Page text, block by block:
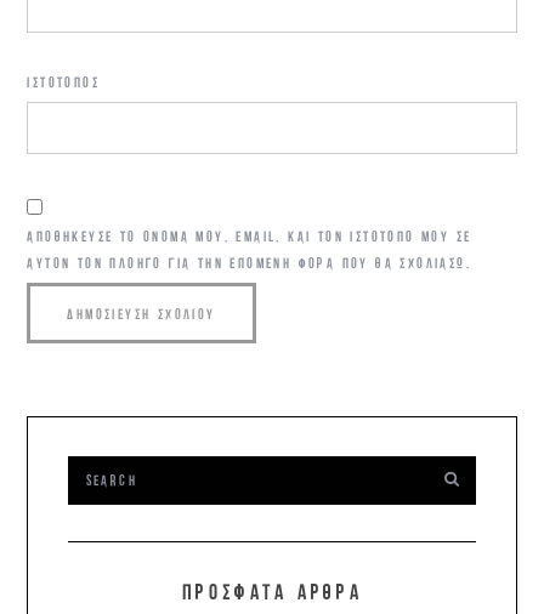
ΙΣΤΌΤΟΠΟΣ
ΑΠΟΘΉΚΕΥΣΕ ΤΟ ΌΝΟΜΆ ΜΟΥ, EMAIL, ΚΑΙ ΤΟΝ ΙΣΤΌΤΟΠΟ ΜΟΥ ΣΕ
ΑΥΤΌΝ ΤΟΝ ΠΛΟΗΓΌ ΓΙΑ ΤΗΝ ΕΠΌΜΕΝΗ ΦΟΡΆ ΠΟΥ ΘΑ ΣΧΟΛΙΆΣΩ.
ΠΡΌΣΦΑΤΑ ΆΡΘΡΑ